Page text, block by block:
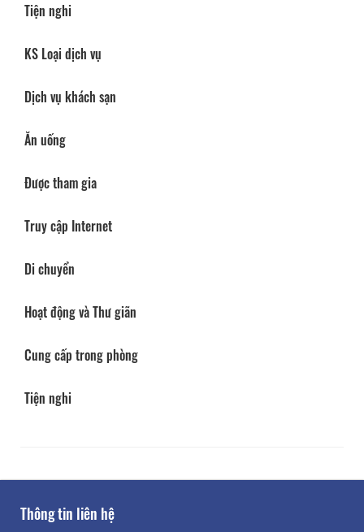
Tiện nghi
KS Loại dịch vụ
Dịch vụ khách sạn
Ăn uống
Được tham gia
Truy cập Internet
Di chuyển
Hoạt động và Thư giãn
Cung cấp trong phòng
Tiện nghi
Thông tin liên hệ